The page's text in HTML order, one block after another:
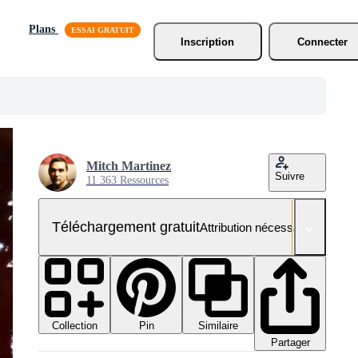
Plans
Inscription
Connecter
Mitch Martinez
11 363 Ressources Suivre
Téléchargement gratuitAttribution nécessaire
Collection Pin
Similaire
Partager